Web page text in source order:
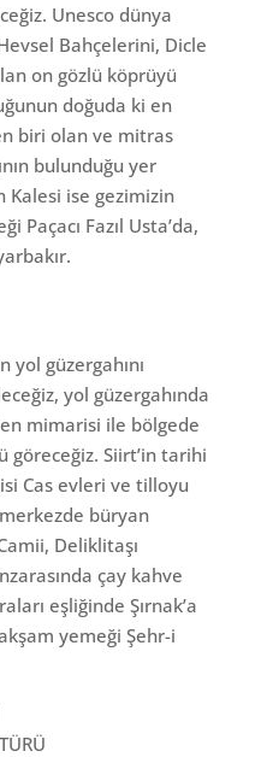
Unesco dünya
Bahçelerini, Dicle
on gözlü köprüyü
doğuda ki en
biri olan ve mitras
bulunduğu yer
ise gezimizin
Paçacı Fazıl Usta’da,
yol güzergahını
yol güzergahında
mimarisi ile bölgede
Siirt’in tarihi
Cas evleri ve tilloyu
büryan
Deliklitaşı
çay kahve
eşliğinde Şırnak’a
yemeği Şehr-i